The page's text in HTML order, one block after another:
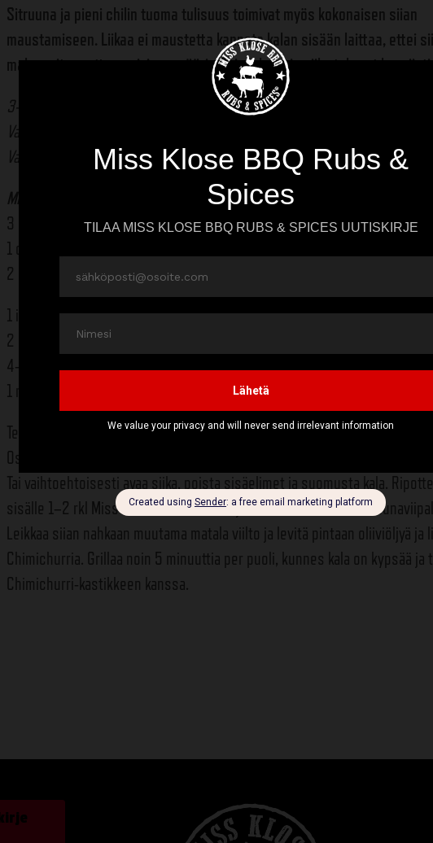
Sitruuna ja pieni chilin tuoma tulisuus toimivat myös kokonaisen siian
maustamiseen. Liikaa ei maustetta kannata kalan sisään laittaa, ettei
maku peity, mutta sopivissa määrin Chimichurri ja siika tukevat
3-4:lle
Valmistusaika: 30 min
Vaatimustaso: Keskitaso
Miss Klose Chimichurri-kastike
3 rkl
Miss Klose Chimichurri
1 dl oliiviöljyä
2 rkl sitruunamehua
1 iso siika
2 rkl
Miss Klose Chimichurri
4–5 viipaletta sitruunaa
1 rkl öljyä
Tee ensin Chimichurri-kastike, eli sekoita kaikki aineet ja anna turvota
Osta avattu, kokonainen siika, josta on poistettu sisäelimet ja siika on
Tai vaihtoehtoisesti avaa siika, poista sisäelimet ja suomusta kala.
sisälle 1–2 rkl Miss Klose Chimichurria ja asettele kaveriksi
Leikkaa siian nahkaan muutama matala viilto ja levitä pintaan oliiviöljyä ja
Chimichurria. Grillaa noin 5 minuuttia per puoli, kunnes kala on kypsää ja
Chimichurri-kastikkeen kanssa.